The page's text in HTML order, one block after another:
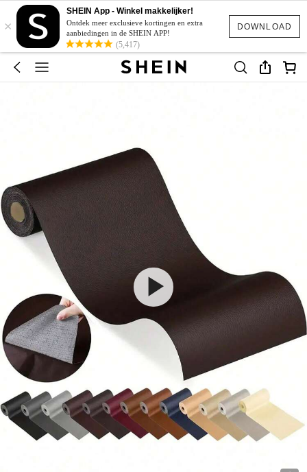
DOWNLOAD
×
SHEIN App - Winkel makkelijker!
Ontdek meer exclusieve kortingen en extra
aanbiedingen in de SHEIN APP!
(5,417)